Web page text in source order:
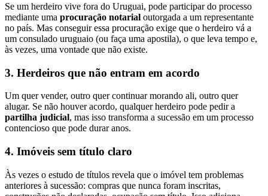
Se um herdeiro vive fora do Uruguai, pode participar do processo
mediante uma procuração notarial outorgada a um representante
no país. Mas conseguir essa procuração exige que o herdeiro vá a
um consulado uruguaio (ou faça uma apostila), o que leva tempo e,
às vezes, uma vontade que não existe.
3. Herdeiros que não entram em acordo
Um quer vender, outro quer continuar morando ali, outro quer
alugar. Se não houver acordo, qualquer herdeiro pode pedir a
partilha judicial, mas isso transforma a sucessão em um processo
contencioso que pode durar anos.
4. Imóveis sem título claro
Às vezes o estudo de títulos revela que o imóvel tem problemas
anteriores à sucessão: compras que nunca foram inscritas,